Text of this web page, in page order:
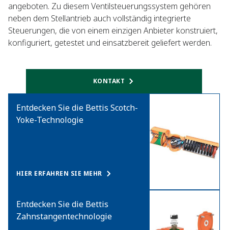
angeboten. Zu diesem Ventilsteuerungssystem gehören
neben dem Stellantrieb auch vollständig integrierte
Steuerungen, die von einem einzigen Anbieter konstruiert,
konfiguriert, getestet und einsatzbereit geliefert werden.
KONTAKT
Entdecken Sie die Bettis Scotch-
Yoke-Technologie
HIER ERFAHREN SIE MEHR
Entdecken Sie die Bettis
Zahnstangentechnologie